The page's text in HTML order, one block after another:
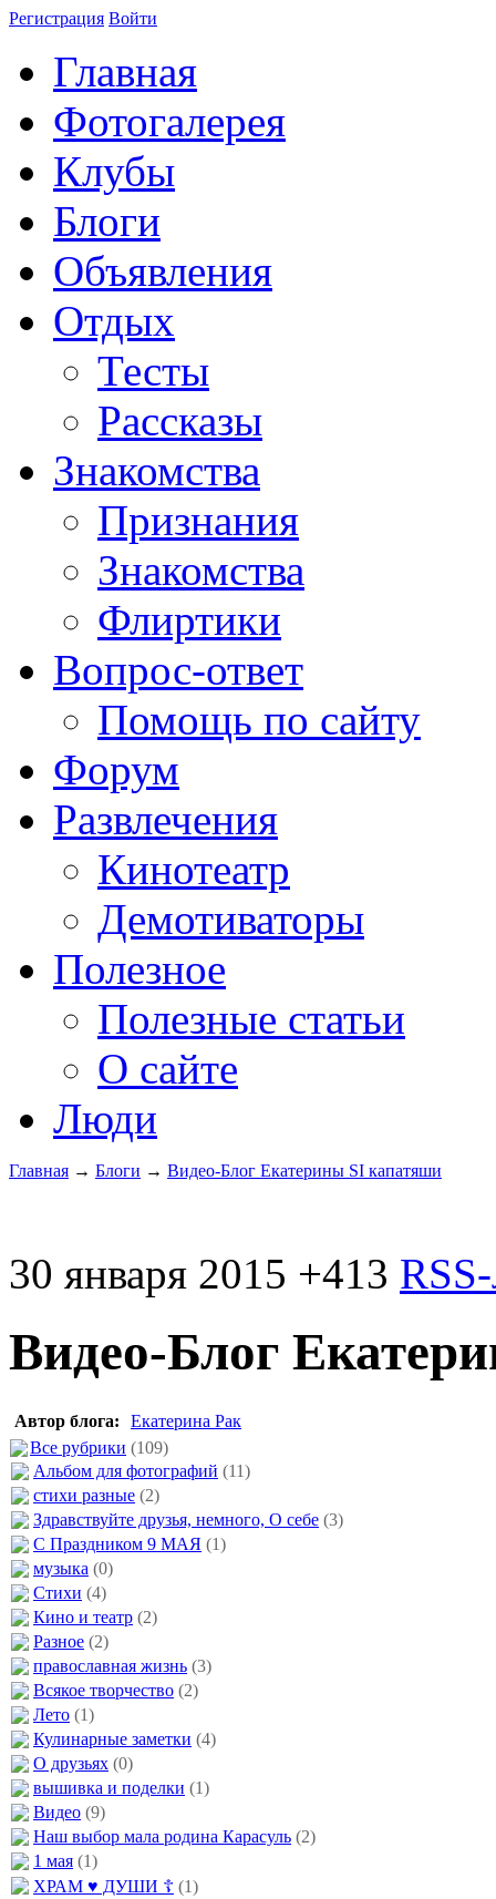
Регистрация Войти
Главная
Фотогалерея
Клубы
Блоги
Объявления
Отдых
Тесты
Рассказы
Знакомства
Признания
Знакомства
Флиртики
Вопрос-ответ
Помощь по сайту
Форум
Развлечения
Кинотеатр
Демотиваторы
Полезное
Полезные статьи
О сайте
Люди
Главная → Блоги → Видео-Блог Екатерины SI капатяши
30 января 2015 +413
Видео-Блог
Автор блога:
Екатерина Рак
Все рубрики (109)
Альбом для фотографий (11)
стихи разные (2)
Здравствуйте друзья, немного, О себе (3)
С Праздником 9 МАЯ (1)
музыка (0)
Стихи (4)
Кино и театр (2)
Разное (2)
православная жизнь (3)
Всякое творчество (2)
Лето (1)
Кулинарные заметки (4)
О друзьях (0)
вышивка и поделки (1)
Видео (9)
Наш выбор мала родина Карасуль (2)
1 мая (1)
ХРАМ ♥️ ДУШИ ☦️ (1)